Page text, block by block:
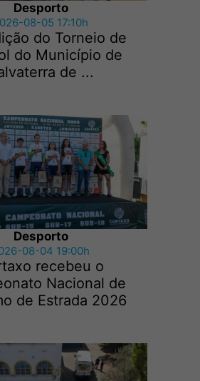
Desporto
08-05 17:10h
do Torneio de
do Município de
de ...
Desporto
08-04 19:00h
recebeu o
Nacional de
de Estrada 2026